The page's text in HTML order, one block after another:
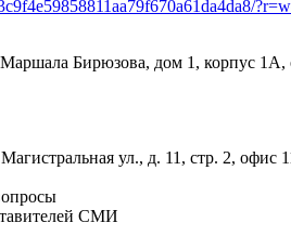
Бирюзова, дом 1, корпус 1А,
ул., д. 11, стр. 2, офис
СМИ